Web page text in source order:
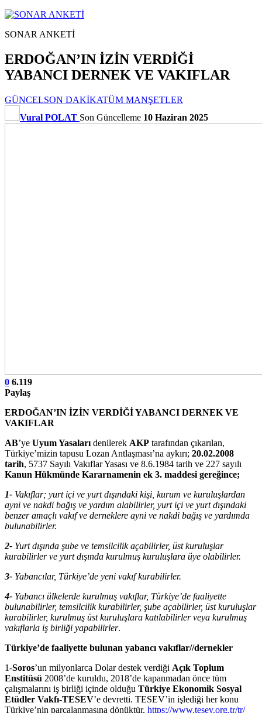
SONAR ANKETİ
ERDOĞAN’IN İZİN VERDİĞİ
YABANCI DERNEK VE VAKIFLAR
GÜNCELSON DAKİKATÜM MANŞETLER
Vural POLAT Son Güncelleme 10 Haziran 2025
0 6.119
Paylaş
ERDOĞAN’IN İZİN VERDİĞİ YABANCI DERNEK VE
VAKIFLAR
AB’ye Uyum Yasaları denilerek AKP tarafından çıkarılan,
Türkiye’mizin tapusu Lozan Antlaşması’na aykırı; 20.02.2008
tarih, 5737 Sayılı Vakıflar Yasası ve 8.6.1984 tarih ve 227 sayılı
Kanun Hükmünde Kararnamenin ek 3. maddesi gereğince;
1- Vakıflar; yurt içi ve yurt dışındaki kişi, kurum ve kuruluşlardan
ayni ve nakdi bağış ve yardım alabilirler, yurt içi ve yurt dışındaki
benzer amaçlı vakıf ve derneklere ayni ve nakdi bağış ve yardımda
bulunabilirler.
2- Yurt dışında şube ve temsilcilik açabilirler, üst kuruluşlar
kurabilirler ve yurt dışında kurulmuş kuruluşlara üye olabilirler.
3- Yabancılar, Türkiye’de yeni vakıf kurabilirler.
4- Yabancı ülkelerde kurulmuş vakıflar, Türkiye’de faaliyette
bulunabilirler, temsilcilik kurabilirler, şube açabilirler, üst kuruluşlar
kurabilirler, kurulmuş üst kuruluşlara katılabilirler veya kurulmuş
vakıflarla iş birliği yapabilirler.
Türkiye’de faaliyette bulunan yabancı vakıflar//dernekler
1-Soros’un milyonlarca Dolar destek verdiği Açık Toplum
Enstitüsü 2008’de kuruldu, 2018’de kapanmadan önce tüm
çalışmalarını iş birliği içinde olduğu Türkiye Ekonomik Sosyal
Etüdler Vakfı-TESEV’e devretti. TESEV’in işlediği her konu
Türkiye’nin parçalanmasına dönüktür. https://www.tesev.org.tr/tr/